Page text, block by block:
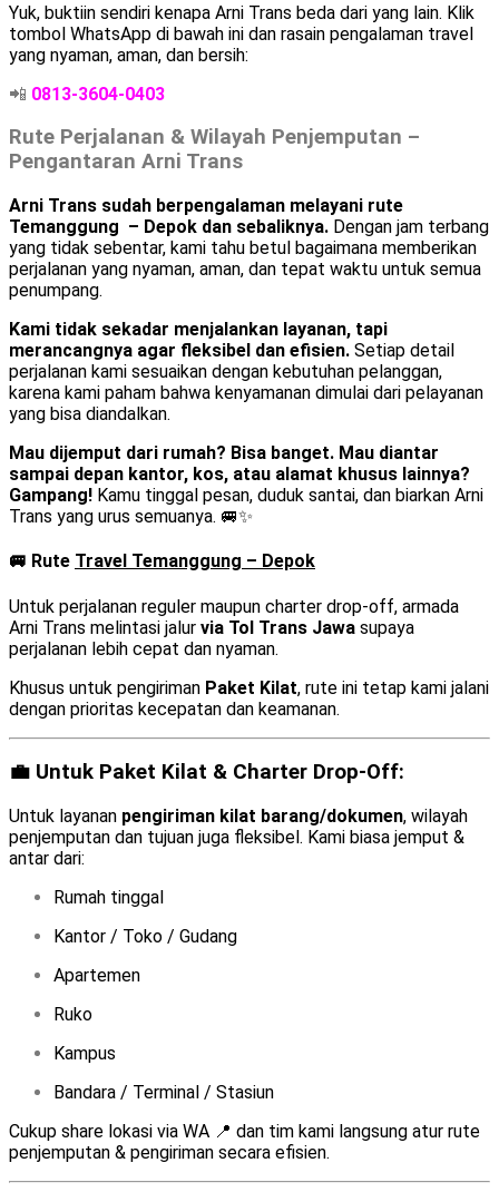
Yuk, buktiin sendiri kenapa Arni Trans beda dari yang lain. Klik
tombol WhatsApp di bawah ini dan rasain pengalaman travel
yang nyaman, aman, dan bersih:
📲 0813-3604-0403
Rute Perjalanan & Wilayah Penjemputan –
Pengantaran Arni Trans
Arni Trans sudah berpengalaman melayani rute
Temanggung – Depok dan sebaliknya. Dengan jam terbang
yang tidak sebentar, kami tahu betul bagaimana memberikan
perjalanan yang nyaman, aman, dan tepat waktu untuk semua
penumpang.
Kami tidak sekadar menjalankan layanan, tapi
merancangnya agar fleksibel dan efisien. Setiap detail
perjalanan kami sesuaikan dengan kebutuhan pelanggan,
karena kami paham bahwa kenyamanan dimulai dari pelayanan
yang bisa diandalkan.
Mau dijemput dari rumah? Bisa banget. Mau diantar
sampai depan kantor, kos, atau alamat khusus lainnya?
Gampang! Kamu tinggal pesan, duduk santai, dan biarkan Arni
Trans yang urus semuanya. 🚐✨
🚐 Rute Travel Temanggung – Depok
Untuk perjalanan reguler maupun charter drop-off, armada
Arni Trans melintasi jalur via Tol Trans Jawa supaya
perjalanan lebih cepat dan nyaman.
Khusus untuk pengiriman Paket Kilat, rute ini tetap kami jalani
dengan prioritas kecepatan dan keamanan.
💼 Untuk Paket Kilat & Charter Drop-Off:
Untuk layanan pengiriman kilat barang/dokumen, wilayah
penjemputan dan tujuan juga fleksibel. Kami biasa jemput &
antar dari:
Rumah tinggal
Kantor / Toko / Gudang
Apartemen
Ruko
Kampus
Bandara / Terminal / Stasiun
Cukup share lokasi via WA 📍 dan tim kami langsung atur rute
penjemputan & pengiriman secara efisien.